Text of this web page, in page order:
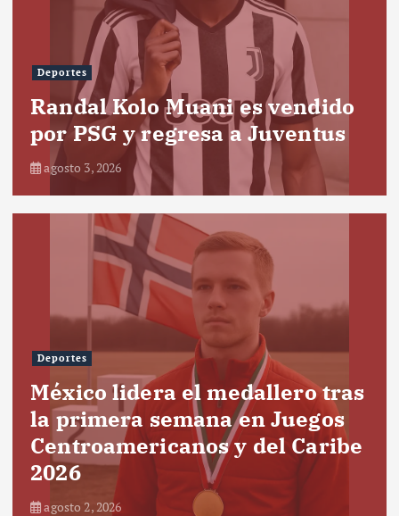
Deportes
Randal Kolo Muani es vendido
por PSG y regresa a Juventus
agosto 3, 2026
Deportes
México lidera el medallero tras
la primera semana en Juegos
Centroamericanos y del Caribe
2026
agosto 2, 2026